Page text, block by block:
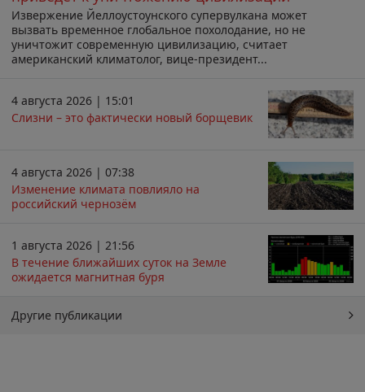
Извержение Йеллоустоунского супервулкана может
вызвать временное глобальное похолодание, но не
уничтожит современную цивилизацию, считает
американский климатолог, вице-президент...
4 августа 2026 | 15:01
Слизни – это фактически новый борщевик
4 августа 2026 | 07:38
Изменение климата повлияло на
российский чернозём
1 августа 2026 | 21:56
В течение ближайших суток на Земле
ожидается магнитная буря
Другие публикации